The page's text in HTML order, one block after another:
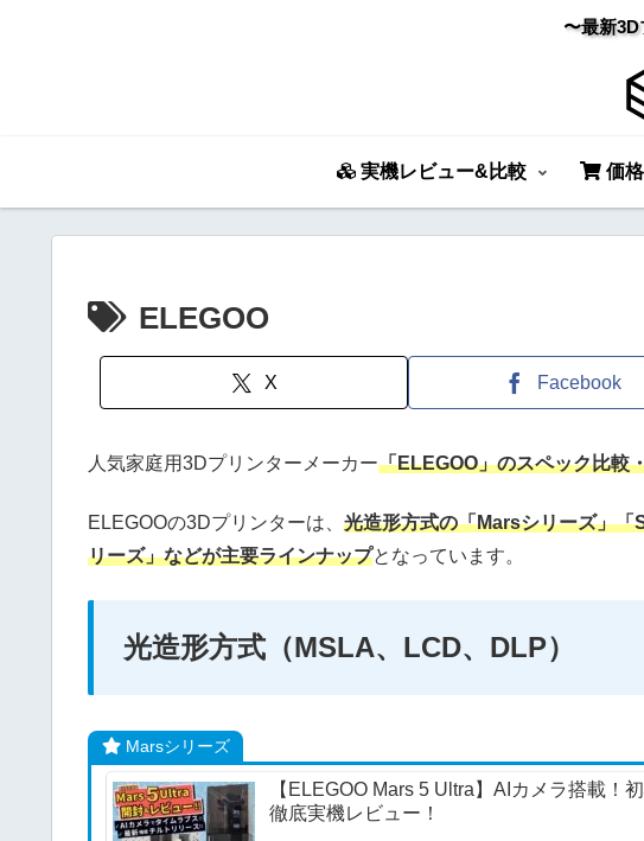
〜最新
実機レビュー&比較 価
ELEGOO
X Facebook
人気家庭用3Dプリンターメーカー「ELEGOO」のスペック比較
ELEGOOの3Dプリンターは、 光造形方式の「Marsシリーズ」
リーズ」などが主要ラインナップとなっています。
光造形方式（MSLA、LCD、DLP）
Marsシリーズ
【ELEGOO Mars 5 Ultra】AIカメラ搭載！
徹底実機レビュー！